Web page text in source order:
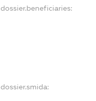
dossier.beneficiaries:
dossier.smida: